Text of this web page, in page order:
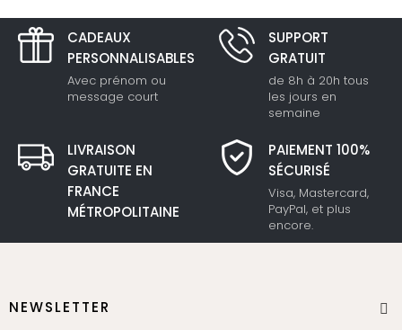
CADEAUX
PERSONNALISABLES
Avec prénom ou
message court
SUPPORT
GRATUIT
de 8h à 20h tous
les jours en
semaine
LIVRAISON
GRATUITE EN
FRANCE
MÉTROPOLITAINE
PAIEMENT 100%
SÉCURISÉ
Visa, Mastercard,
PayPal, et plus
encore.
NEWSLETTER